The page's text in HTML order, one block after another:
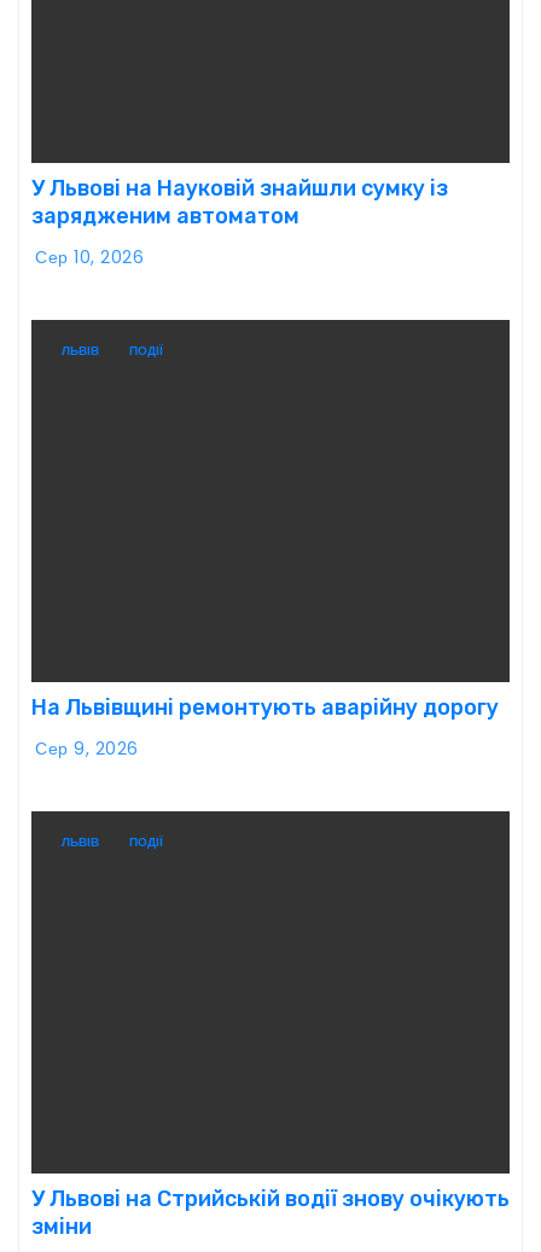
У Львові на Науковій знайшли сумку із
зарядженим автоматом
Сер 10, 2026
ЛЬВІВ ПОДІЇ
На Львівщині ремонтують аварійну дорогу
Сер 9, 2026
ЛЬВІВ ПОДІЇ
У Львові на Стрийській водії знову очікують
зміни